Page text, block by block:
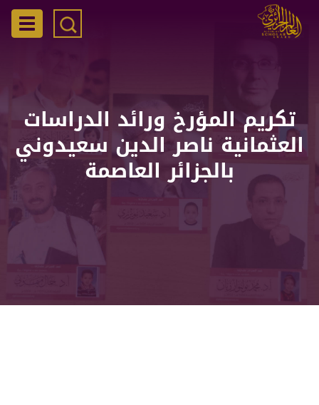
المحتوى
تكريم المؤرخ ورائد الدراسات
العثمانية ناصر الدين سعيدوني
بالجزائر العاصمة